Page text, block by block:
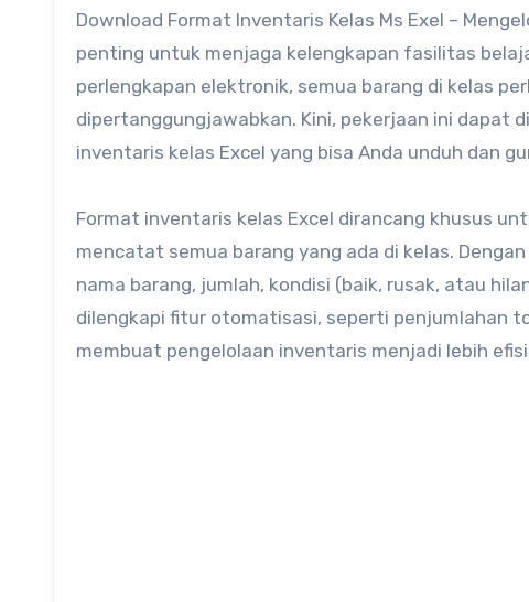
Download Format Inventaris Kelas Ms Exel – Mengelola inventaris kelas dengan baik adalah salah satu langkah
penting untuk menjaga kelengkapan fasilitas
perlengkapan elektronik, semua barang di kelas
dipertanggungjawabkan. Kini, pekerjaan ini dapat
inventaris kelas Excel yang bisa Anda unduh dan
Format inventaris kelas Excel dirancang khusus
mencatat semua barang yang ada di kelas.
nama barang, jumlah, kondisi (baik, rusak, atau
dilengkapi fitur otomatisasi, seperti penjumlahan
membuat pengelolaan inventaris menjadi lebih